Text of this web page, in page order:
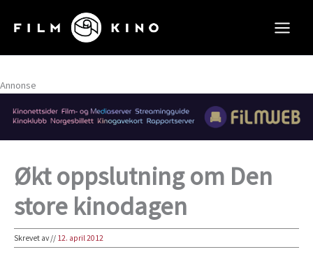
rett
innholdet
Annonse
Økt oppslutning om Den
store kinodagen
Skrevet av// 12. april 2012